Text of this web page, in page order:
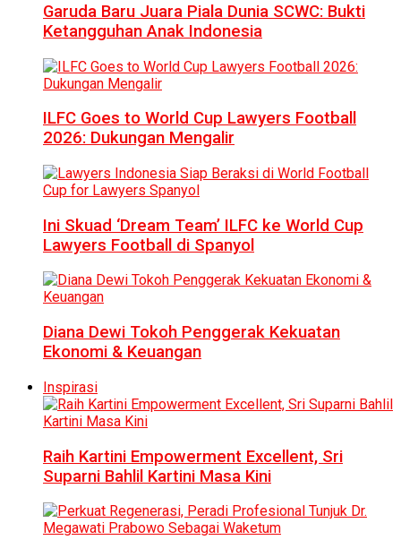
Garuda Baru Juara Piala Dunia SCWC: Bukti
Ketangguhan Anak Indonesia
ILFC Goes to World Cup Lawyers Football
2026: Dukungan Mengalir
Ini Skuad ‘Dream Team’ ILFC ke World Cup
Lawyers Football di Spanyol
Diana Dewi Tokoh Penggerak Kekuatan
Ekonomi & Keuangan
Inspirasi
Raih Kartini Empowerment Excellent, Sri
Suparni Bahlil Kartini Masa Kini